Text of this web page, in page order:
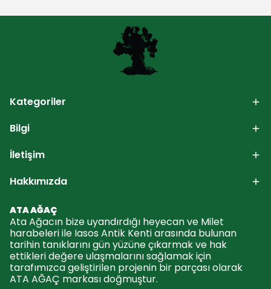
Kategoriler
Bilgi
İletişim
Hakkımızda
ATA AĞAÇ
Ata Ağacın bize uyandırdığı heyecan ve Milet
harabeleri ile Iasos Antik Kenti arasında bulunan
tarihin tanıklarını gün yüzüne çıkarmak ve hak
ettikleri değere ulaşmalarını sağlamak için
tarafımızca geliştirilen projenin bir parçası olarak
ATA AĞAÇ markası doğmuştur.